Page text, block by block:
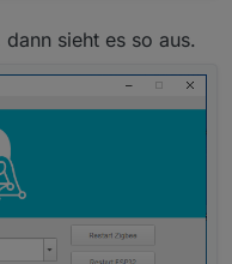
sieht es so aus.